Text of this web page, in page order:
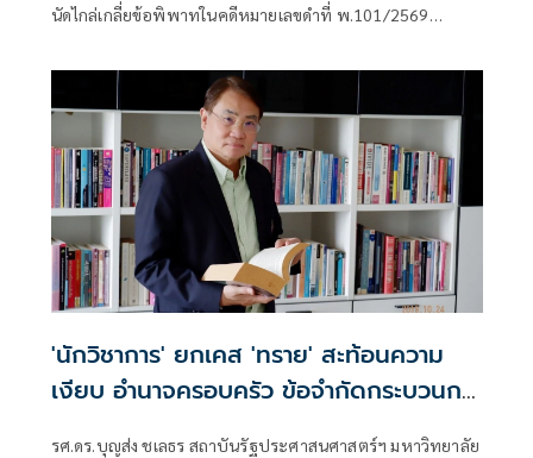
นัดไกล่เกลี่ยข้อพิพาทในคดีหมายเลขดำที่ พ.101/2569
ทราย สก๊อต จำเลย เรื่อง เพิกถอนการให้ ซึ่งโจทก์ยื่นฟ้องเมื่อ
วันที่ 5 ก.พ. 2569 และจำเลยยื่นคำให้การแล้ว
'นักวิชาการ' ยกเคส 'ทราย' สะท้อนความ
เงียบ อำนาจครอบครัว ข้อจำกัดกระบวนการ
รศ.ดร.บุญส่ง ชเลธร สถาบันรัฐประศาสนศาสตร์ฯ มหาวิทยาลัย